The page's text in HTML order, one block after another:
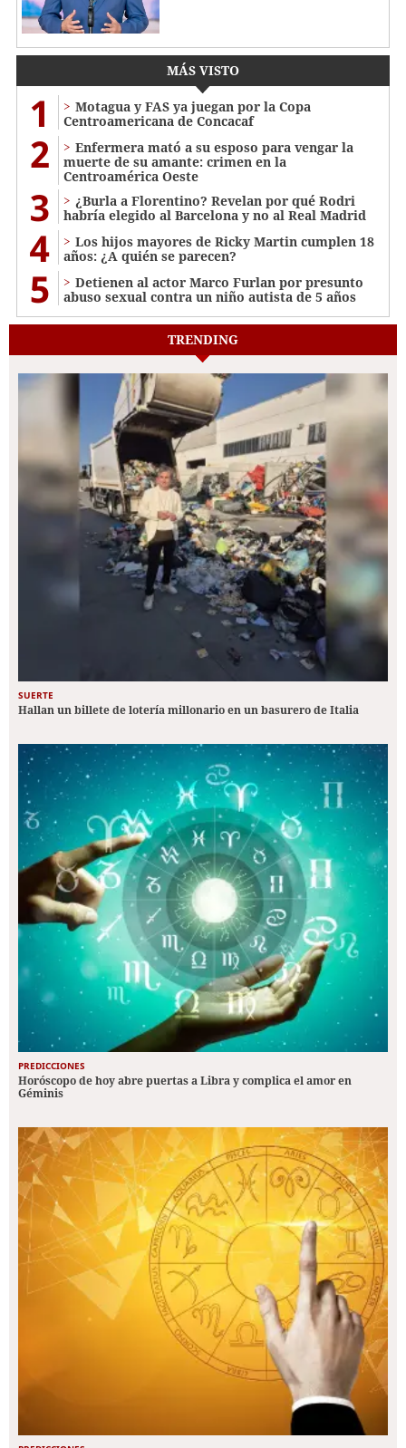
MÁS VISTO
1
Motagua y FAS ya juegan por la Copa
Centroamericana de Concacaf
2
Enfermera mató a su esposo para vengar la
muerte de su amante: crimen en la
Centroamérica Oeste
3
¿Burla a Florentino? Revelan por qué Rodri
habría elegido al Barcelona y no al Real Madrid
4
Los hijos mayores de Ricky Martin cumplen 18
años: ¿A quién se parecen?
5
Detienen al actor Marco Furlan por presunto
abuso sexual contra un niño autista de 5 años
TRENDING
SUERTE
Hallan un billete de lotería millonario en un basurero de Italia
PREDICCIONES
Horóscopo de hoy abre puertas a Libra y complica el amor en
Géminis